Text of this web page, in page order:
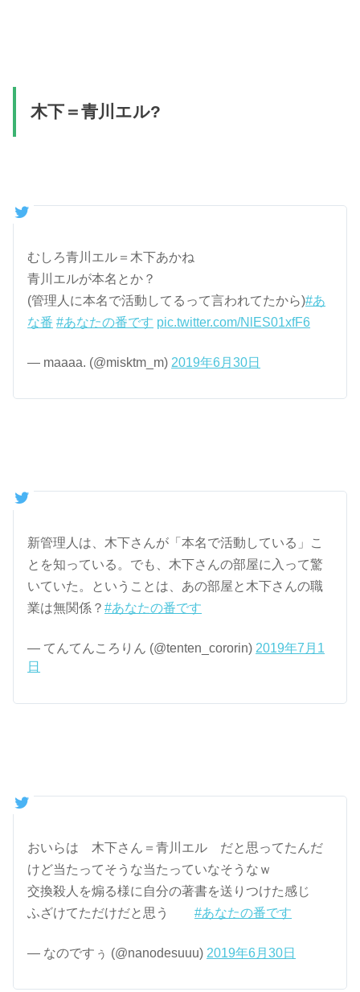
木下＝青川エル?
むしろ青川エル＝木下あかね
青川エルが本名とか？
(管理人に本名で活動してるって言われてたから)#あ
な番 #あなたの番です pic.twitter.com/NlES01xfF6
— maaaa. (@misktm_m) 2019年6月30日
新管理人は、木下さんが「本名で活動している」こ
とを知っている。でも、木下さんの部屋に入って驚
いていた。ということは、あの部屋と木下さんの職
業は無関係？#あなたの番です
— てんてんころりん (@tenten_cororin) 2019年7月1
日
おいらは 木下さん＝青川エル だと思ってたんだ
けど当たってそうな当たっていなそうなｗ
交換殺人を煽る様に自分の著書を送りつけた感じ
ふざけてただけだと思う#あなたの番です
— なのですぅ (@nanodesuuu) 2019年6月30日